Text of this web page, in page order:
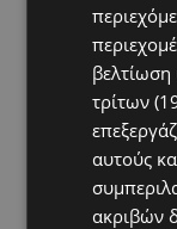
UPDATES
ΚΙΤΡΙΝΗ
Στους 40°C
ισχύ
UPDATES
ΦΕΙΔΙΑΣ
για Ισαάκ
«Ασέβεια
τρίτων
αυτούς
ακριβών